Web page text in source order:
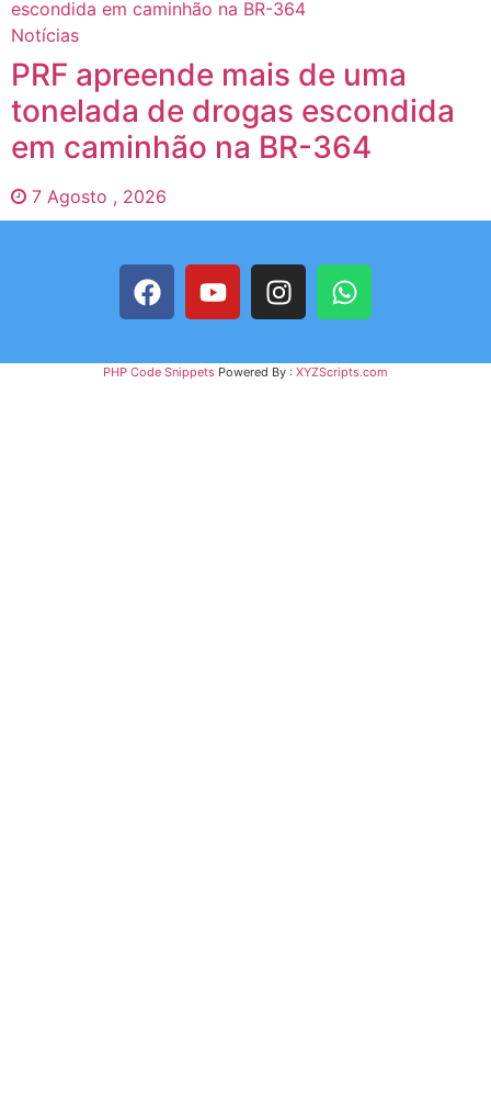
Notícias
PRF apreende mais de uma
tonelada de drogas escondida
em caminhão na BR-364
7 Agosto , 2026
PHP Code Snippets Powered By : XYZScripts.com